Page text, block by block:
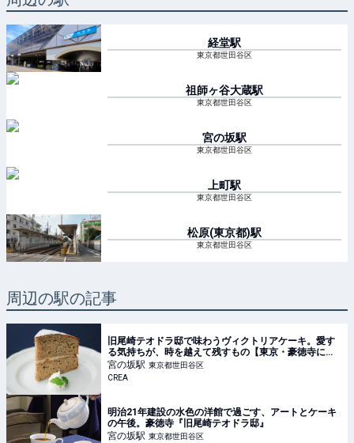
経堂駅
東京都世田谷区
祖師ヶ谷大蔵駅
東京都世田谷区
宮の坂駅
東京都世田谷区
上町駅
東京都世田谷区
松原(東京都)駅
東京都世田谷区
周辺の駅の記事
旧尾崎テオドラ邸で味わうヴィクトリアケーキ。愛す
る気持ちが、時を越えて残すもの【東京・豪徳寺に佇
む水色の洋館を訪ねて】
宮の坂駅 東京都世田谷区
CREA
明治21年建設の水色の洋館で過ごす、アートとケーキ
の午後。豪徳寺『旧尾崎テオドラ邸』
宮の坂駅 東京都世田谷区